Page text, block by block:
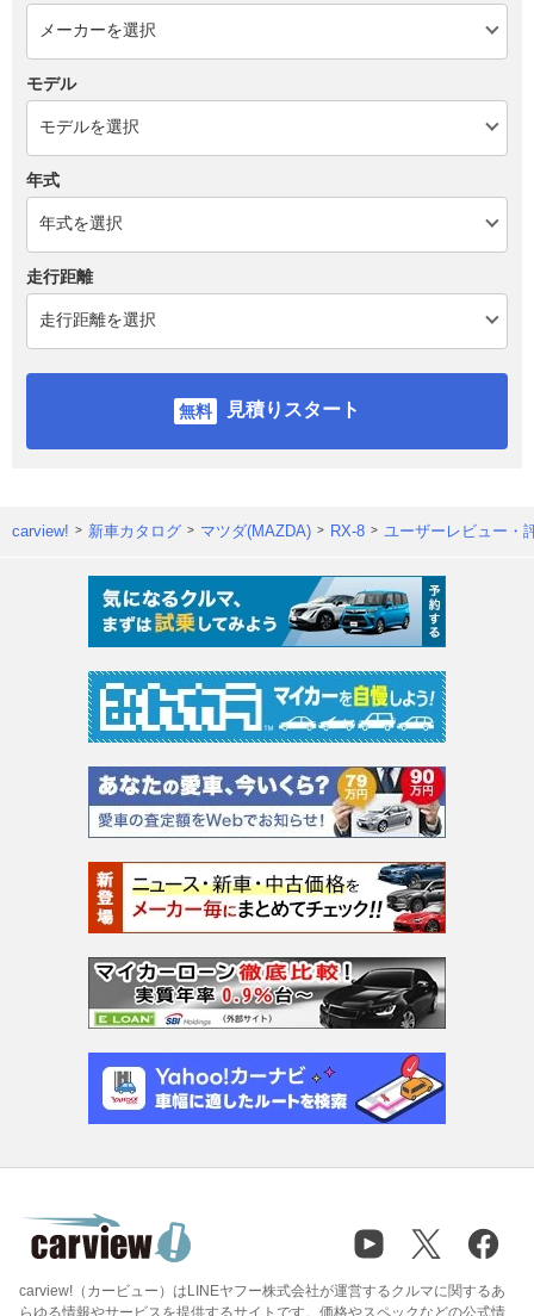
モデル
年式
走行距離
見積りスタート
carview! 新車カタログ マツダ(MAZDA) RX-8 ユーザーレビュー・
carview!（カービュー）はLINEヤフー株式会社が運営するクルマに関するあ
らゆる情報やサービスを提供するサイトです。価格やスペックなどの公式情